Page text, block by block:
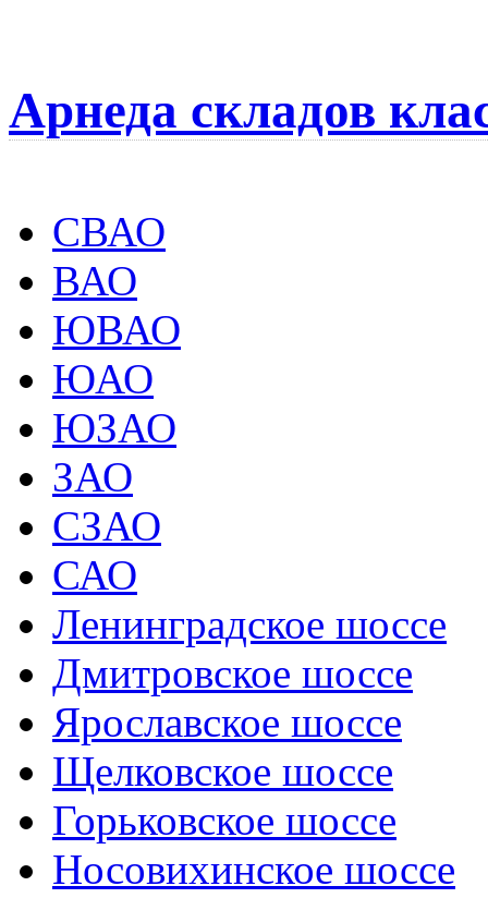
Арнеда складов
СВАО
ВАО
ЮВАО
ЮАО
ЮЗАО
ЗАО
СЗАО
САО
Ленинградское шоссе
Дмитровское шоссе
Ярославское шоссе
Щелковское шоссе
Горьковское шоссе
Носовихинское шоссе